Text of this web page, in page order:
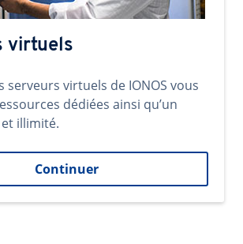
virtuels
serveurs virtuels de IONOS vous
dédiées ainsi qu’un
illimité.
Continuer